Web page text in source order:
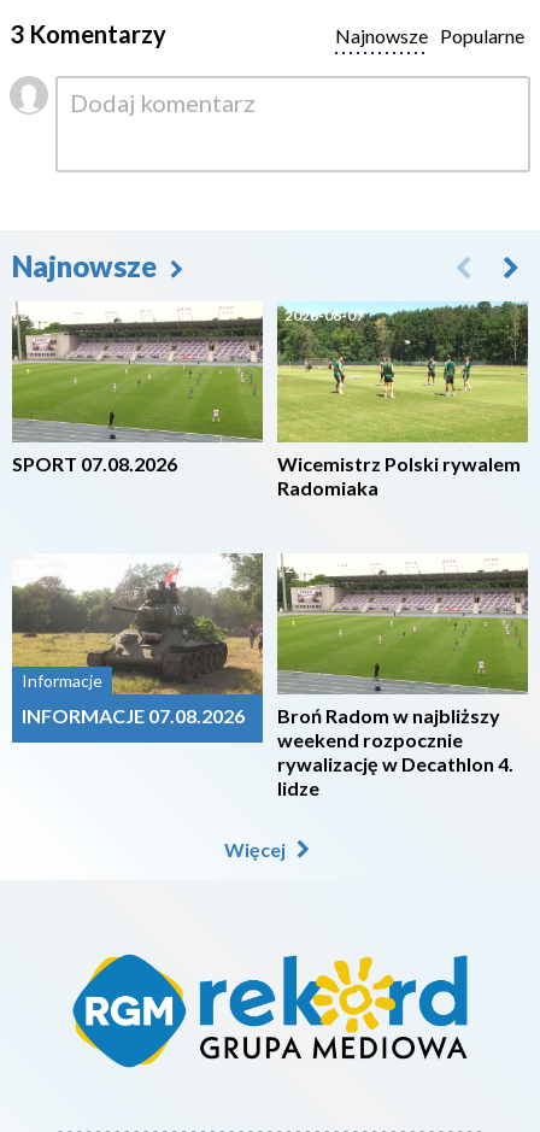
3 Komentarzy Popularne
Najnowsze
Najnowsze
2026-08-07
SPORT 07.08.2026
Informacje
INFORMACJE 07.08.2026
2026-08-07
Wicemistrz Polski rywalem
Radomiaka
2026-08-07
Broń Radom w najbliższy
weekend rozpocznie
rywalizację w Decathlon 4.
lidze
Więcej